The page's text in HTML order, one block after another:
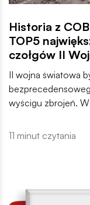
Historia z
TOP5
czołgów II
Światowej
II wojna światowa
wyścigu zbrojeń. W
inżynierowie po obu
stronach frontu
11 minut czytania